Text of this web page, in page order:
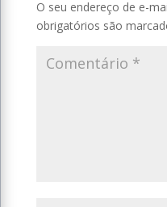
O seu endereço de e-
obrigatórios são